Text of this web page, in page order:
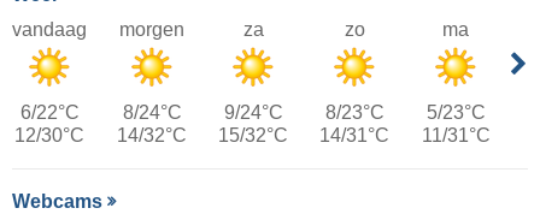
vandaag
6/22°C
12/30°C
morgen
8/24°C
14/32°C
za
9/24°C
15/32°C
zo
8/23°C
14/31°C
ma
5/23°C
11/31°C
Webcams